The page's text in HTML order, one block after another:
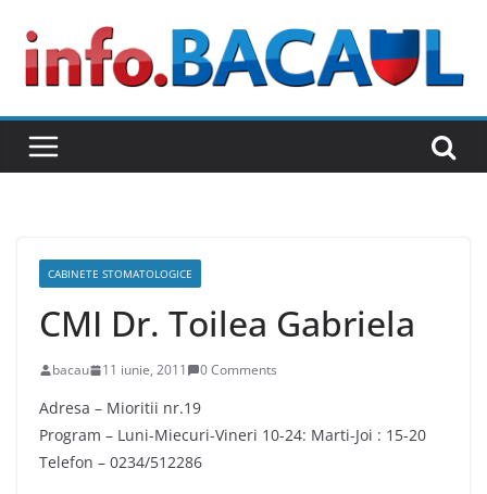
content
CABINETE STOMATOLOGICE
CMI Dr. Toilea Gabriela
bacau 11 iunie, 2011 0 Comments
Adresa – Mioritii nr.19
Program – Luni-Miecuri-Vineri 10-24: Marti-Joi : 15-20
Telefon – 0234/512286